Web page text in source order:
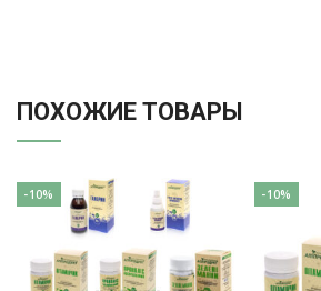
ПОХОЖИЕ ТОВАРЫ
-10% -10%